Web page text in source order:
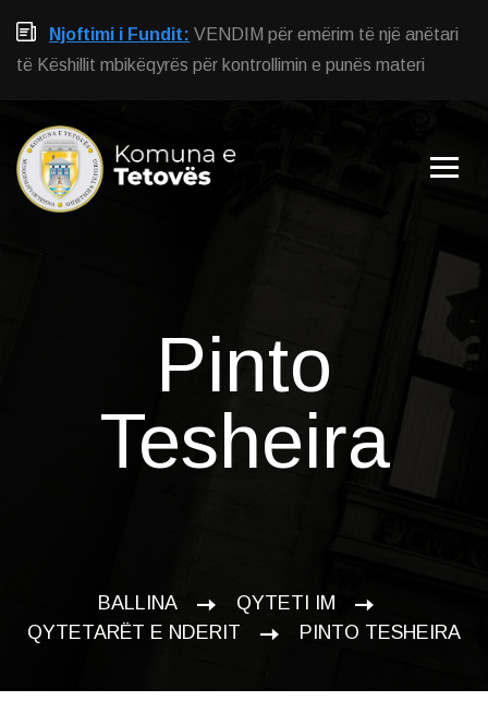
Njoftimi i Fundit: VENDIM për emërim të një anëtari
të Këshillit mbikëqyrës për kontrollimin e punës materi
Pinto
Tesheira
BALLINA
QYTETI IM
QYTETARËT E NDERIT
PINTO TESHEIRA